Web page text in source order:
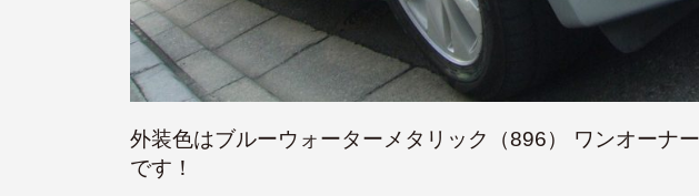
外装色はブルーウォーターメタリック（896） ワンオーナ
です！